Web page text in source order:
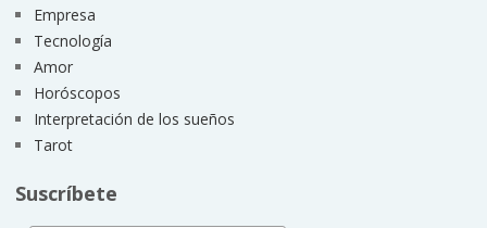
Empresa
Tecnología
Amor
Horóscopos
Interpretación de los sueños
Tarot
Suscríbete